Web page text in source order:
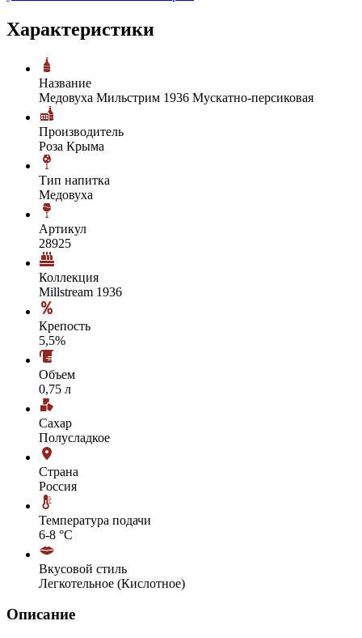
Характеристики
Название
Медовуха Мильстрим 1936 Мускатно-персиковая
Производитель
Роза Крыма
Тип напитка
Медовуха
Артикул
28925
Коллекция
Millstream 1936
Крепость
5,5%
Объем
0,75 л
Сахар
Полусладкое
Страна
Россия
Температура подачи
6-8 °С
Вкусовой стиль
Легкотельное (Кислотное)
Описание